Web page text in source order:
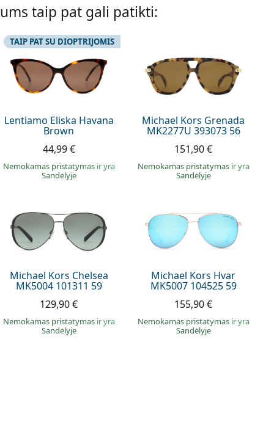
taip pat gali patikti:
Lentiamo Eliska Havana
Brown
TAIP PAT SU DIOPTRIJOMIS
44,99 €
Nemokamas pristatymas ir yra
Sandėlyje
Michael Kors Grenada
MK2277U 393073 56
151,90 €
Nemokamas pristatymas ir yra
Sandėlyje
Michael Kors Chelsea
MK5004 101311 59
129,90 €
Nemokamas pristatymas ir yra
Sandėlyje
Michael Kors Hvar
MK5007 104525 59
155,90 €
Nemokamas pristatymas ir yra
Sandėlyje